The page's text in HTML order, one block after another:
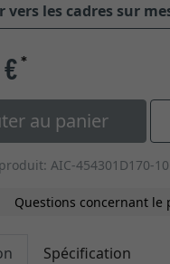
vers les cadres sur
*
au panier
AIC-454301D170-
Questions concernant le
Spécification